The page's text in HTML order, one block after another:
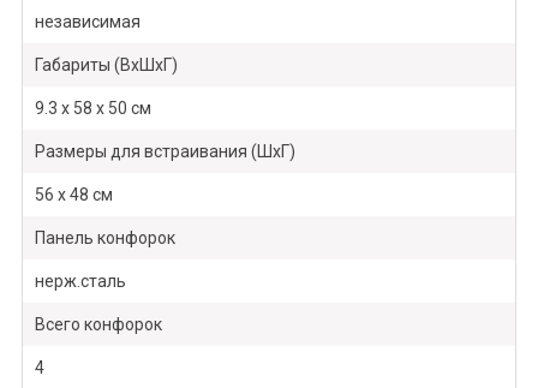
независимая
Габариты (ВхШхГ)
9.3 x 58 x 50 см
Размеры для встраивания (ШхГ)
56 x 48 см
Панель конфорок
нерж.сталь
Всего конфорок
4